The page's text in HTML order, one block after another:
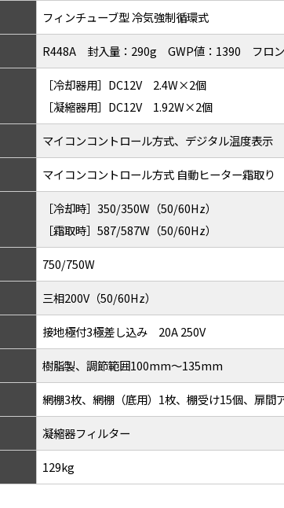
フィンチューブ型 冷気強制循環式
R448A 封入量：290g GWP値：1390 フロン
［冷却器用］DC12V 2.4W×2個
［凝縮器用］DC12V 1.92W×2個
マイコンコントロール方式、デジタル温度表示
マイコンコントロール方式 自動ヒーター霜取り
［冷却時］350/350W（50/60Hz）
［霜取時］587/587W（50/60Hz）
750/750W
三相200V（50/60Hz）
接地極付3極差し込み 20A 250V
樹脂製、調節範囲100mm～135mm
網棚3枚、網棚（底用）1枚、棚受け15個、扉間
凝縮器フィルター
129kg